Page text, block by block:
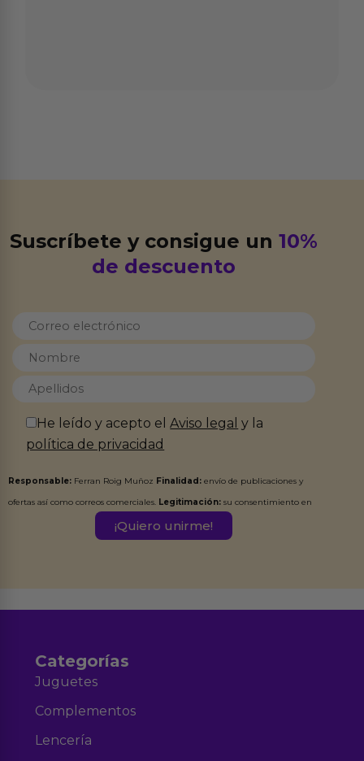
Suscríbete y consigue un10%
de descuento
He leído y acepto elAviso legal y la
política de privacidad
Responsable: Ferran Roig Muñoz Finalidad: envío de publicaciones y
ofertas así como correos comerciales. Legitimación: su consentimiento en
Destinatarios:Ferran Roig Muñoz. Podrás ejercer tus
Categorías
Juguetes
Complementos
Lencería